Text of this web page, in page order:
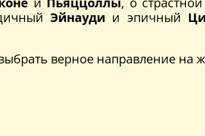
Эйнауди и эпичный
верное направление на